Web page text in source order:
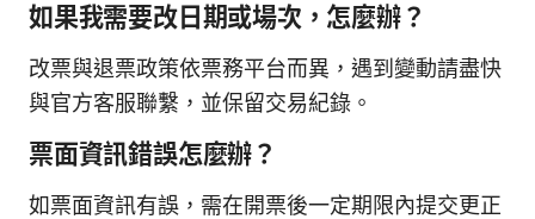
如果我需要改日期或場次，怎麼辦？
改票與退票政策依票務平台而異，遇到變動請盡快
與官方客服聯繫，並保留交易紀錄。
票面資訊錯誤怎麼辦？
如票面資訊有誤，需在開票後一定期限內提交更正